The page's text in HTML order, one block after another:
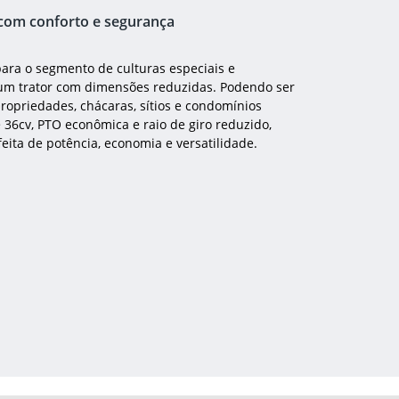
conforto e segurança
o segmento de culturas especiais e
trator com dimensões reduzidas. Podendo ser
chácaras, sítios e condomínios
PTO econômica e raio de giro reduzido,
de potência, economia e versatilidade.